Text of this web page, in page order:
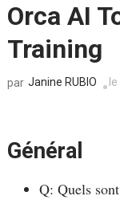
Orca AI
Training
par Janine RUBIO le
Général
Q: Quels